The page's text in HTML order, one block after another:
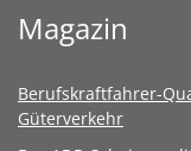
Magazin
Berufskraftfahrer-
Güterverkehr